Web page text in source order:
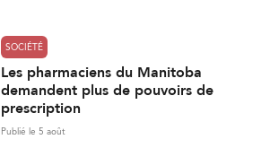
SOCIÉTÉ
Les pharmaciens du Manitoba
demandent plus de pouvoirs de
prescription
Publié le 5 août